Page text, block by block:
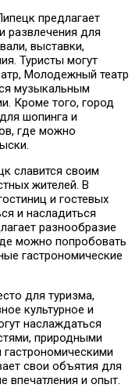
предлагает
развлечения для
выставки,
Туристы могут
Молодежный театр
музыкальным
Кроме того, город
шопинга и
где можно
славится своим
жителей. В
и гостевых
и насладиться
разнообразие
можно попробовать
гастрономические
для туризма,
культурное и
наслаждаться
природными
свои объятия для
впечатления и опыт.